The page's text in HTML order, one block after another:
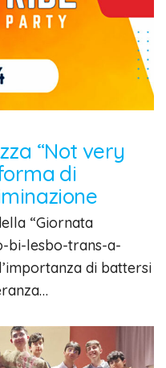
“Not very
di
“Giornata
bi-lesbo-trans-a-
di battersi